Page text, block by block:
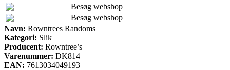
Besøg webshop
Besøg webshop
Navn: Rowntrees Randoms
Kategori: Slik
Producent: Rowntree’s
Varenummer: DK814
EAN: 7613034049193